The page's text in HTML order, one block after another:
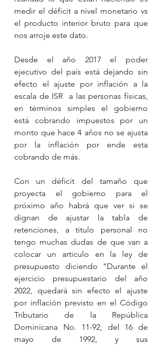
medir el déficit a nivel monetario vs
el producto interior bruto para que
nos arroje este dato.
Desde el año 2017 el poder
ejecutivo del país está dejando sin
efecto el ajuste por inflación a la
escala de ISR  a las personas físicas,
en términos simples el gobierno
está cobrando impuestos por un
monto que hace 4 años no se ajusta
por la inflación por ende esta
cobrando de más.
Con un déficit del tamaño que
proyecta el gobierno para el
próximo año habrá que ver si se
dignan de ajustar la tabla de
retenciones, a titulo personal no
tengo muchas dudas de que van a
colocar un articulo en la ley de
presupuesto diciendo "Durante el
ejercicio presupuestario del año
2022, quedará sin efecto el ajuste
por inflación previsto en el Código
Tributario de la República
Dominicana No. 11-92, del 16 de
mayo de 1992, y sus